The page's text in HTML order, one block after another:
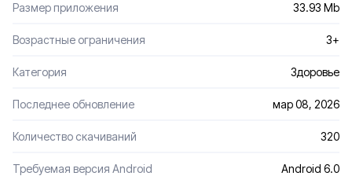
Размер приложения 33.93 Mb
Возрастные ограничения 3+
Категория Здоровье
Последнее обновление мар 08, 2026
Количество скачиваний 320
Требуемая версия Android Android 6.0